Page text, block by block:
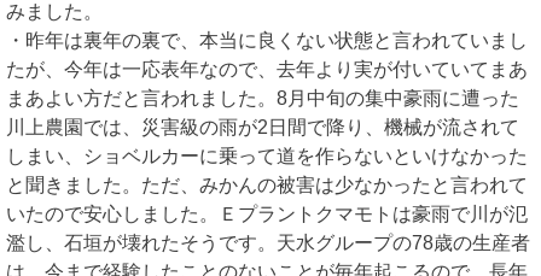
みました。
・昨年は裏年の裏で、本当に良くない状態と言われていまし
たが、今年は一応表年なので、去年より実が付いていてまあ
まあよい方だと言われました。8月中旬の集中豪雨に遭った
川上農園では、災害級の雨が2日間で降り、機械が流されて
しまい、ショベルカーに乗って道を作らないといけなかった
と聞きました。ただ、みかんの被害は少なかったと言われて
いたので安心しました。Ｅプラントクマモトは豪雨で川が氾
濫し、石垣が壊れたそうです。天水グループの78歳の生産者